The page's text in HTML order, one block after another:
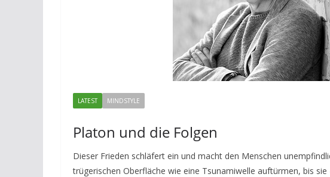
LATEST MINDSTYLE
Platon und die Folgen
Dieser Frieden schläfert ein und macht den Menschen
trügerischen Oberfläche wie eine Tsunamiwelle auftürmen, bis